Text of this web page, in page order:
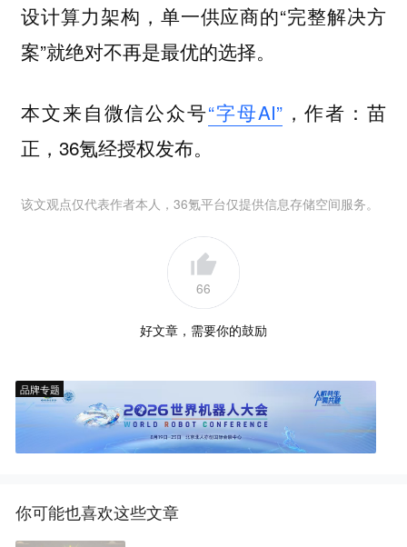
设计算力架构，单一供应商的“完整解决方
案”就绝对不再是最优的选择。
本文来自微信公众号“字母AI”，作者：苗
正，36氪经授权发布。
该文观点仅代表作者本人，36氪平台仅提供信息存储空间服务。
66
好文章，需要你的鼓励
品牌专题
你可能也喜欢这些文章